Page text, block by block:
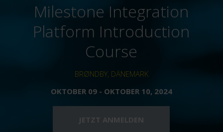
Milestone Integration
Platform Introduction
Course
BRØNDBY, DÄNEMARK
OKTOBER 09 - OKTOBER 10, 2024
JETZT ANMELDEN